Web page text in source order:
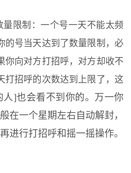
量限制：一个号一天不能太频
的号当天达到了数量限制，必
你向对方打招呼，对方却收不
打招呼的次数达到上限了，这
人]也会看不到你的。万一你
在一个星期左右自动解封，
进行打招呼和摇一摇操作。